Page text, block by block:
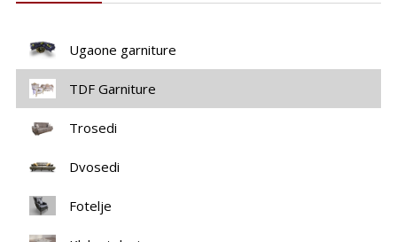
Ugaone garniture
TDF Garniture
Trosedi
Dvosedi
Fotelje